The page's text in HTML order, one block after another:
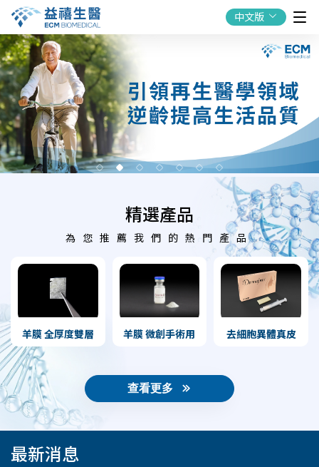
中文版
精選產品
為您推薦我們的熱門產品
羊膜 全厚度雙層 羊膜 微創手術用 去細胞異體真皮
查看更多
最新消息